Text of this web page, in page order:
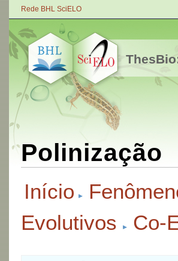
Rede BHL SciELO
Polinização
Início
Evolutivos
Co-